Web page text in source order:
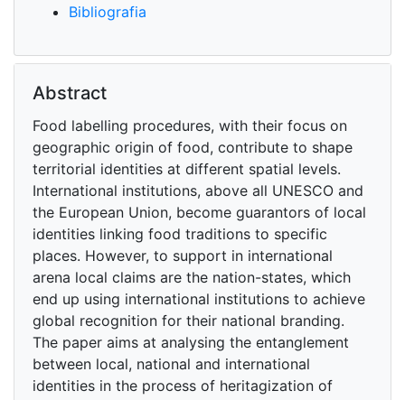
Bibliografia
Abstract
Food labelling procedures, with their focus on
geographic origin of food, contribute to shape
territorial identities at different spatial levels.
International institutions, above all UNESCO and
the European Union, become guarantors of local
identities linking food traditions to specific
places. However, to support in international
arena local claims are the nation-states, which
end up using international institutions to achieve
global recognition for their national branding.
The paper aims at analysing the entanglement
between local, national and international
identities in the process of heritagization of